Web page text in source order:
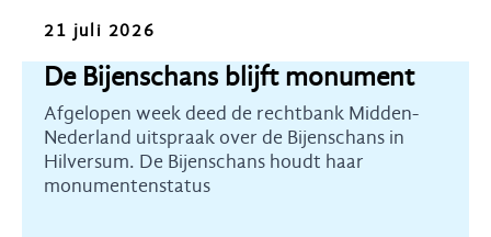
Nieuws
21 juli 2026
De Bijenschans blijft monument
Afgelopen week deed de rechtbank Midden-
Nederland uitspraak over de Bijenschans in
Hilversum. De Bijenschans houdt haar
monumentenstatus